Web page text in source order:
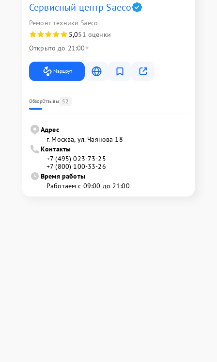
Сервисный центр Saeco
Ремонт техники Saeco
5,051 оценки
Открыто до 21:00
Маршрут
ОбзорОтзывы 52
Адрес
г. Москва, ул. Чаянова 18
Контакты
+7 (495) 023-73-25
+7 (800) 100-33-26
Время работы
Работаем с 09:00 до 21:00